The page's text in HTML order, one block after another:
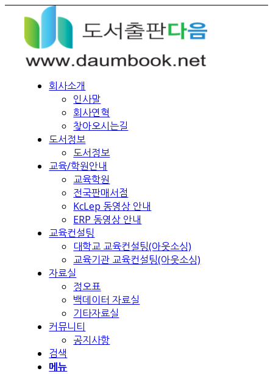
회사소개
인사말
회사연혁
찾아오시는길
도서정보
도서정보
교육/학원안내
교육학원
전국판매서점
KcLep 동영상 안내
ERP 동영상 안내
교육컨설팅
대학교 교육컨설팅(아웃소싱)
교육기관 교육컨설팅(아웃소싱)
자료실
정오표
백데이터 자료실
기타자료실
커뮤니티
공지사항
검색
메뉴